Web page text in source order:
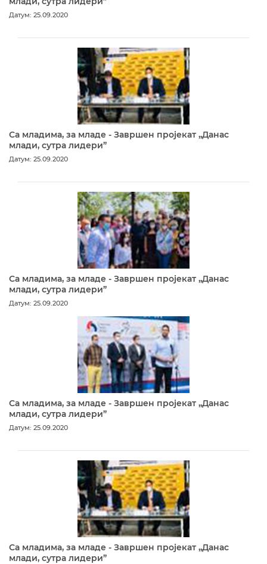
Датум: 25.09.2020
Са младима, за младе - Завршен пројекат „Данас
млади, сутра лидери”
Датум: 25.09.2020
Са младима, за младе - Завршен пројекат „Данас
млади, сутра лидери”
Датум: 25.09.2020
Са младима, за младе - Завршен пројекат „Данас
млади, сутра лидери”
Датум: 25.09.2020
Са младима, за младе - Завршен пројекат „Данас
млади, сутра лидери”